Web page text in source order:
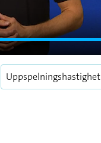
Uppspelningshastighet